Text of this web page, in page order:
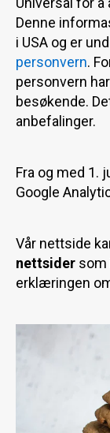
Denne
i USA og er
personvern.
personvern
besøkende.
anbefalinger.
Fra og med 1.
Google
Vår nettside
nettsider som
erklæringen